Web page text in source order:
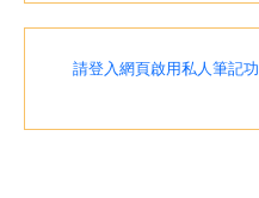
請登入網頁啟用私人筆記功